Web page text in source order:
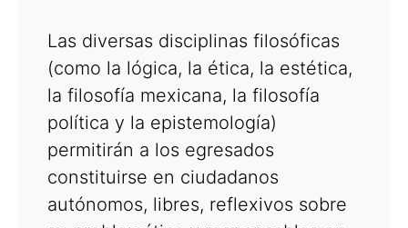
Las diversas disciplinas filosóficas
(como la lógica, la ética, la estética,
la filosofía mexicana, la filosofía
política y la epistemología)
permitirán a los egresados
constituirse en ciudadanos
autónomos, libres, reflexivos sobre